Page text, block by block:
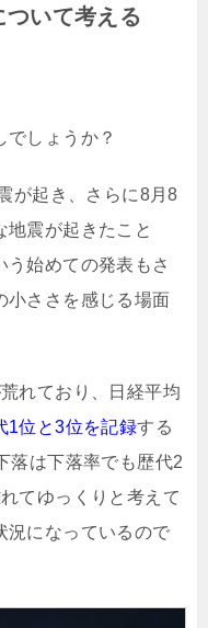
ついて考える
でしょうか？
が起き、さらに8月8
地震が起きたこと
う始めての発表もさ
小ささを感じる場面
れており、日経平均
1位と3位を記録する
落は下落率でも歴代2
てゆっくりと考えて
況になっているので